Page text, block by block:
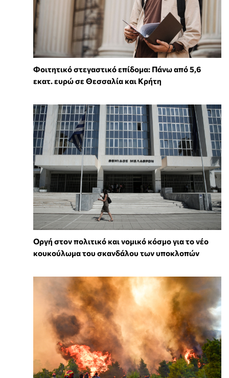
Φοιτητικό στεγαστικό επίδομα: Πάνω από 5,6
εκατ. ευρώ σε Θεσσαλία και Κρήτη
Οργή στον πολιτικό και νομικό κόσμο για το νέο
κουκούλωμα του σκανδάλου των υποκλοπών